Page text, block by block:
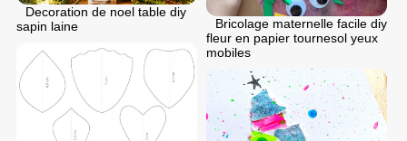
Bricolage maternelle facile diy
fleur en papier tournesol yeux
mobiles
Decoration de noel table diy
sapin laine